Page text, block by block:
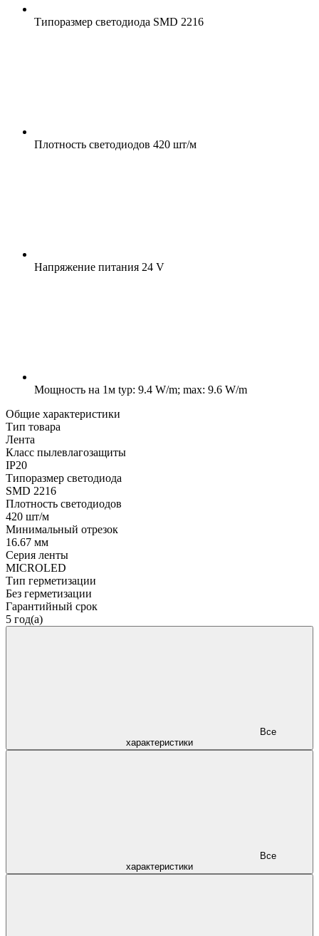
Типоразмер светодиода SMD 2216
Плотность светодиодов 420 шт/м
Напряжение питания 24 V
Мощность на 1м typ: 9.4 W/m; max: 9.6 W/m
Общие характеристики
Тип товара
Лента
Класс пылевлагозащиты
IP20
Типоразмер светодиода
SMD 2216
Плотность светодиодов
420 шт/м
Минимальный отрезок
16.67 мм
Серия ленты
MICROLED
Тип герметизации
Без герметизации
Гарантийный срок
5 год(а)
характеристики
характеристики